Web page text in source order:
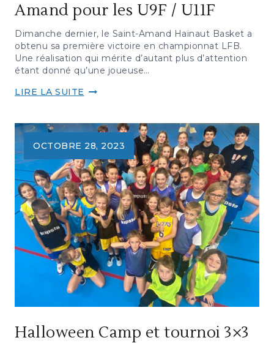
Amand pour les U9F / U11F
Dimanche dernier, le Saint-Amand Hainaut Basket a
obtenu sa première victoire en championnat LFB.
Une réalisation qui mérite d’autant plus d’attention
étant donné qu’une joueuse…
LIRE LA SUITE ENTRÉE
À
SAINT-
AMAND
POUR
LES
U9F
/
U11F
Halloween Camp et tournoi 3×3
OCTOBRE 28, 2023